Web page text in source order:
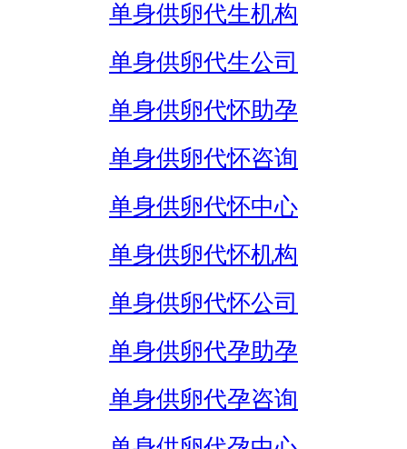
单身供卵代生机构
单身供卵代生公司
单身供卵代怀助孕
单身供卵代怀咨询
单身供卵代怀中心
单身供卵代怀机构
单身供卵代怀公司
单身供卵代孕助孕
单身供卵代孕咨询